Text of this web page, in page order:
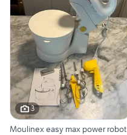
3
Moulinex easy max power robot